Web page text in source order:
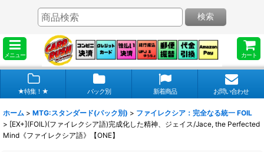
メニュー カート
検索
★特集！★ パック別 新着商品 お問い合わせ
ホーム > MTG:スタンダード(パック別) > ファイレクシア：完全なる統一 FOIL
> [EX+](FOIL)(ファイレクシア語)完成化した精神、ジェイス/Jace, the Perfected
Mind《ファイレクシア語》【ONE】